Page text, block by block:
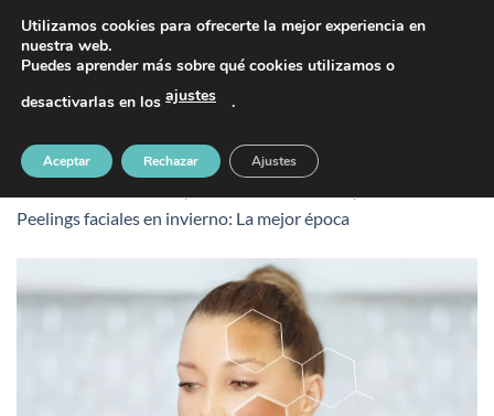
contenido
PIDE TU CITA AL TELÉFONO 637 42 97 25
Peelings faciales en invierno
Peelings faciales en invierno: La mejor época
Utilizamos cookies para ofrecerte la mejor experiencia en
nuestra web.
Puedes aprender más sobre qué cookies utilizamos o
desactivarlas en los ajustes .
Aceptar Rechazar Ajustes